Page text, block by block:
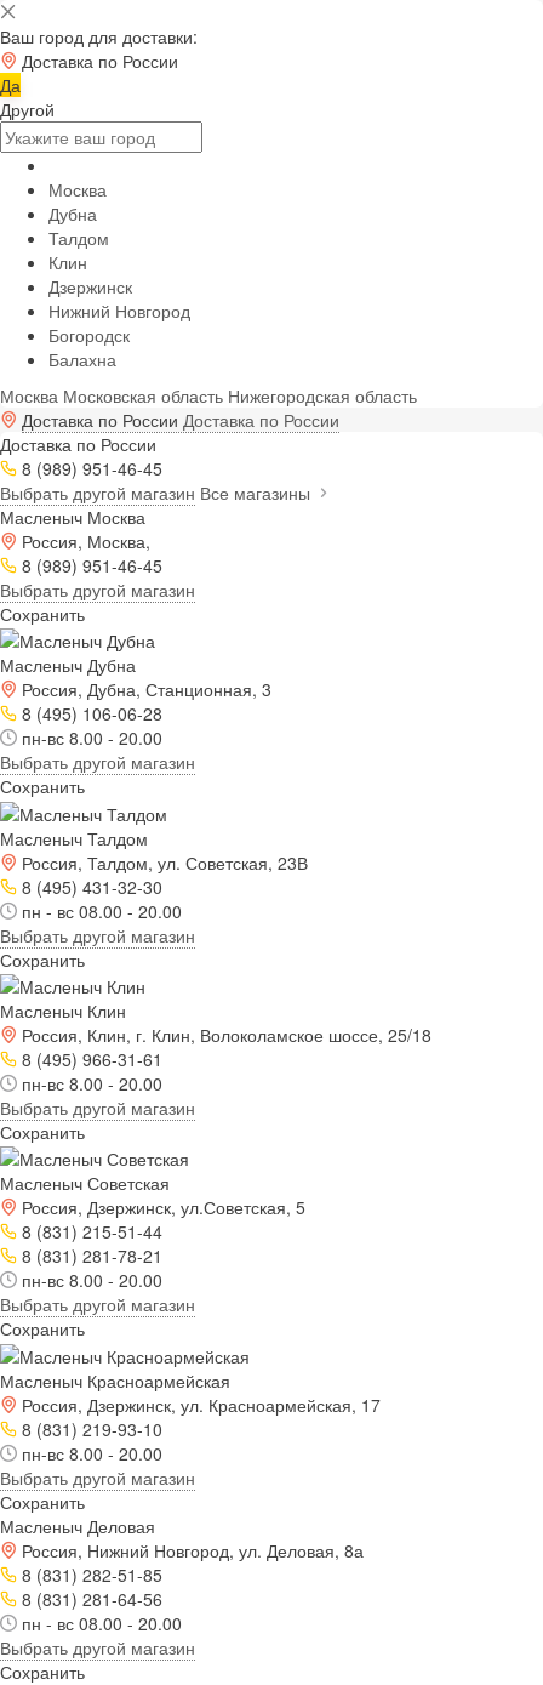
Ваш город для доставки:
Доставка по России
Да
Другой
Москва
Дубна
Талдом
Клин
Дзержинск
Нижний Новгород
Богородск
Балахна
Москва Московская область Нижегородская область
Доставка по России Доставка по России
Доставка по России
8 (989) 951-46-45
Выбрать другой магазин Все магазины
Масленыч Москва
Россия, Москва,
8 (989) 951-46-45
Выбрать другой магазин
Сохранить
Масленыч Дубна
Россия, Дубна, Станционная, 3
8 (495) 106-06-28
пн-вс 8.00 - 20.00
Выбрать другой магазин
Сохранить
Масленыч Талдом
Россия, Талдом, ул. Советская, 23В
8 (495) 431-32-30
пн - вс 08.00 - 20.00
Выбрать другой магазин
Сохранить
Масленыч Клин
Россия, Клин, г. Клин, Волоколамское шоссе, 25/18
8 (495) 966-31-61
пн-вс 8.00 - 20.00
Выбрать другой магазин
Сохранить
Масленыч Советская
Россия, Дзержинск, ул.Советская, 5
8 (831) 215-51-44
8 (831) 281-78-21
пн-вс 8.00 - 20.00
Выбрать другой магазин
Сохранить
Масленыч Красноармейская
Россия, Дзержинск, ул. Красноармейская, 17
8 (831) 219-93-10
пн-вс 8.00 - 20.00
Выбрать другой магазин
Сохранить
Масленыч Деловая
Россия, Нижний Новгород, ул. Деловая, 8а
8 (831) 282-51-85
8 (831) 281-64-56
пн - вс 08.00 - 20.00
Выбрать другой магазин
Сохранить